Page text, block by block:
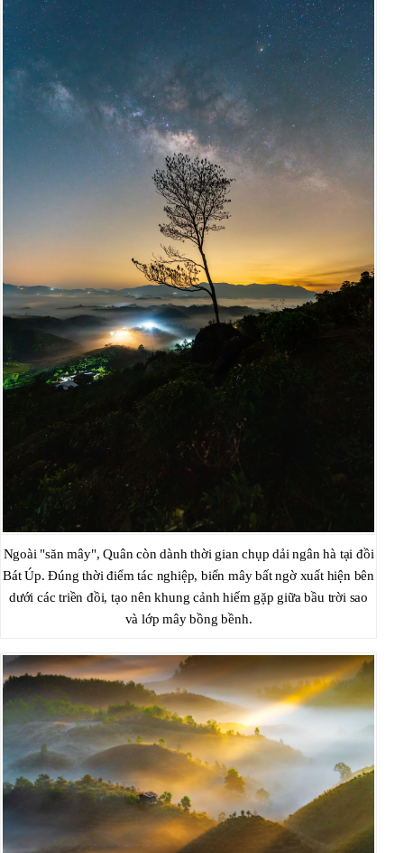
Ngoài "săn mây", Quân còn dành thời gian chụp dải ngân hà tại đồi
Bát Úp. Đúng thời điểm tác nghiệp, biển mây bất ngờ xuất hiện bên
dưới các triền đồi, tạo nên khung cảnh hiếm gặp giữa bầu trời sao
và lớp mây bồng bềnh.